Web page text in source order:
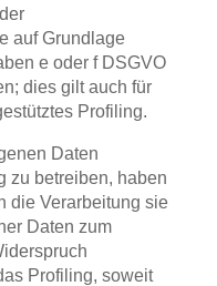
auf Grundlage
e oder f DSGVO
dies gilt auch für
Profiling.
Daten
zu betreiben, haben
die Verarbeitung sie
Daten zum
Profiling, soweit